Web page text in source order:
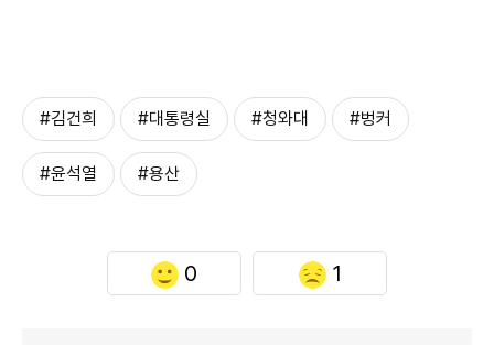
#김건희 #대통령실 #청와대 #벙커
#윤석열 #용산
0 1